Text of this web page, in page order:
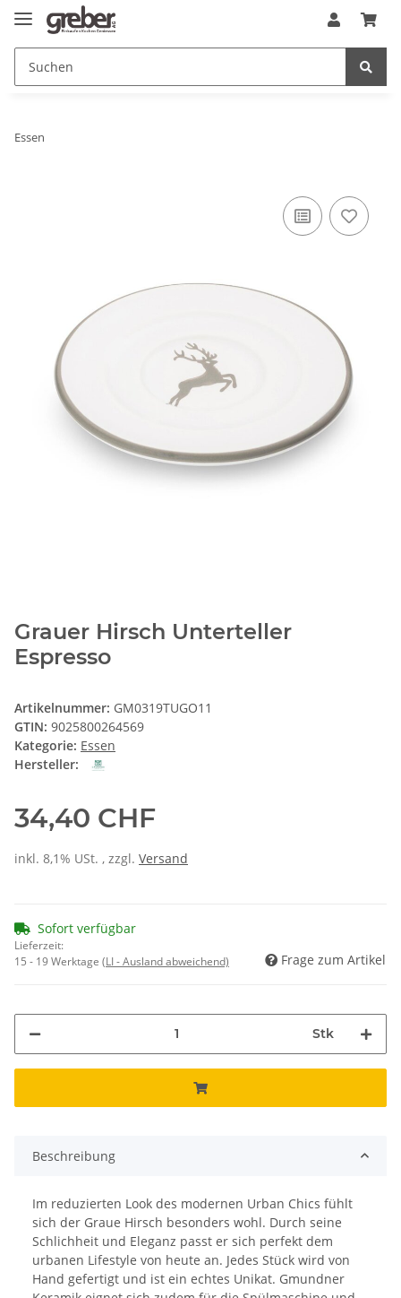
Essen
Grauer Hirsch Unterteller
Espresso
Artikelnummer: GM0319TUGO11
GTIN: 9025800264569
Kategorie: Essen
Hersteller:
34,40 CHF
inkl. 8,1% USt. , zzgl. Versand
Sofort verfügbar
Lieferzeit:
15 - 19 Werktage (LI - Ausland abweichend) Frage zum Artikel
Stk
Beschreibung
Im reduzierten Look des modernen Urban Chics fühlt
sich der Graue Hirsch besonders wohl. Durch seine
Schlichheit und Eleganz passt er sich perfekt dem
urbanen Lifestyle von heute an. Jedes Stück wird von
Hand gefertigt und ist ein echtes Unikat. Gmundner